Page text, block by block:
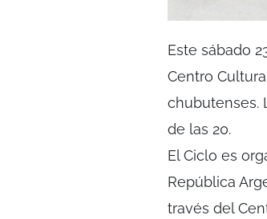
Este sábado
Centro
chubutenses.
de las 20.
El Ciclo es
República
través del